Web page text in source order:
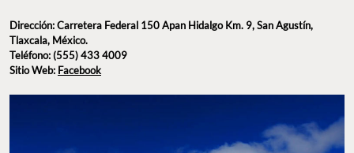
Dirección: Carretera Federal 150 Apan Hidalgo Km.
9, San Agustín, Tlaxcala, México.
Teléfono: (555) 433 4009
Sitio Web:Facebook